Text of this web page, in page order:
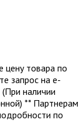
цену товара по
запрос на е-
наличии
** Партнерам
по